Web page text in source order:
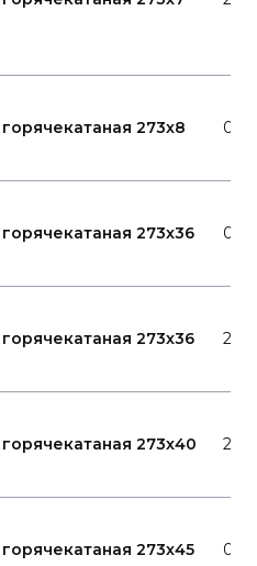
273x8
273x36
273x36 20
273x40 20
273x45